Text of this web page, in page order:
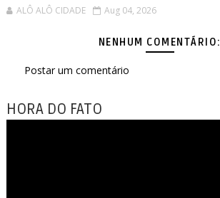
ALÔ ALÔ CIDADE Aug 04, 2026
NENHUM COMENTÁRIO:
Postar um comentário
HORA DO FATO